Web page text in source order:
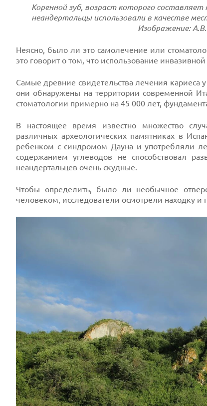
Коренной зуб, возраст которого
неандертальцы использовали в качестве
Изображение:
Неясно, было ли это самолечение или
это говорит о том, что использование
Самые древние свидетельства лечения
они обнаружены на территории современной
стоматологии примерно на 45 000 лет,
В настоящее время известно множество
различных археологических памятниках в
ребенком с синдромом Дауна и употребляли
содержанием углеводов не способствовал
неандертальцев очень скудные.
Чтобы определить, было ли необычное
человеком, исследователи осмотрели находку